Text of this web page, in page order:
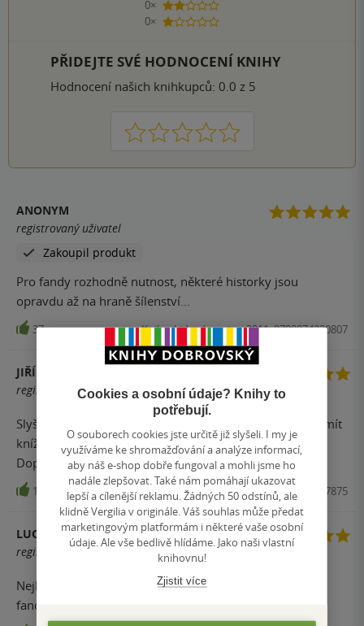
0×
2 hvězdičky
0×
1 hvezdička
PŘIDEJTE SVÉ HODNOCENÍ KNIHY
Hodnocení našich knihkupců: 0.0 z 5
1 2 3 4 5
ANONYM
registrovaný uživatel
Zakoupil produkt
Pro fandy rozhodně nutnost, některé historky jsou
opravdu až na hraně šílenství...
37 Kniha, Lidové noviny, 2011, 9788074220807
JIŘÍ KULHÁNEK
registrovaný uživatel
Slyšel jsem nejdřív jako audioknihu. A hned jsem chtěl mít
knížku v ruce. Nemá chybu. Ozzy je prostě....Ozzy.
Doporučuji nejenom rockerům.
14 Kniha, NLN, 2020, 9788074227875
LUCIE
registrovaný uživatel
Nejlepší autobiografie, kterou jsem kdy četla. Žádnému
fanouškovi nesmí doma chybět.
Cookies a osobní údaje? Knihy to
potřebují.
O souborech cookies jste určitě již slyšeli. I my je
využíváme ke shromažďování a analýze informací,
aby náš e-shop dobře fungoval a mohli jsme ho
nadále zlepšovat. Také nám pomáhají ukazovat
lepší a cílenější reklamu. Žádných 50 odstínů, ale
klidně Vergilia v originále. Váš souhlas může předat
marketingovým platformám i některé vaše osobní
údaje. Ale vše bedlivě hlídáme. Jako naši vlastní
knihovnu!
Zjistit více